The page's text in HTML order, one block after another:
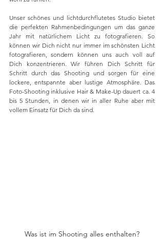
Unser schönes und lichtdurchflutetes Studio bietet
die perfekten Rahmenbedingungen um das ganze
Jahr mit natürlichem Licht zu fotografieren. So
können wir Dich nicht nur immer im schönsten Licht
fotografieren, sondern können uns auch voll auf
Dich konzentrieren. Wir führen Dich Schritt für
Schritt durch das Shooting und sorgen für eine
lockere, entspannte aber lustige Atmosphäre. Das
Foto-Shooting inklusive Hair & Make-Up dauert ca. 4
bis 5 Stunden, in denen wir in aller Ruhe aber mit
vollem Einsatz für Dich da sind.
Was ist im Shooting alles enthalten?